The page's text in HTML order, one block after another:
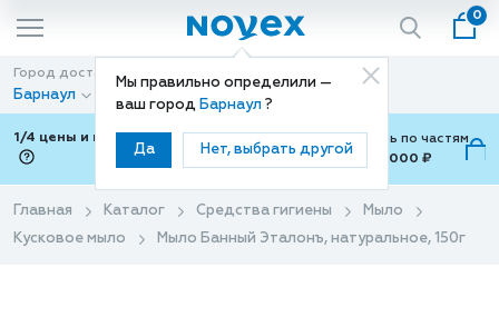
Мы правильно определили —
ваш город Барнаул ?
Да Нет, выбрать другой
0
Город доставки
Барнаул
Способ доставки
Доставка
1/4 цены и покупки ваши с Подели
Можно оплатить по частям
от 700 ₽ до 15,000 ₽
Главная Каталог Средства гигиены
Мыло
Кусковое мыло
Мыло Банный Эталонъ, натуральное, 150г